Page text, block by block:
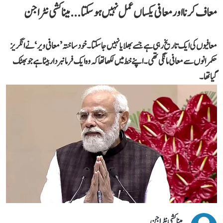
معاف کرنا اور معافی یکساں عمل نہیں ہو سکتا... میناکشی نٹراجن
معافیوں کی ایک تاریخ رہی ہے جسے بھلایا نہیں جا سکتا۔ خود ساختہ ’معافی ویر‘ نے انگریز
حکمرانوں سے معافی مانگی تھی۔ اپنے خط میں لکھا تھا کہ وہ ایک فرمانبردار بیٹا ہے جو بھٹک
گیا تھا۔